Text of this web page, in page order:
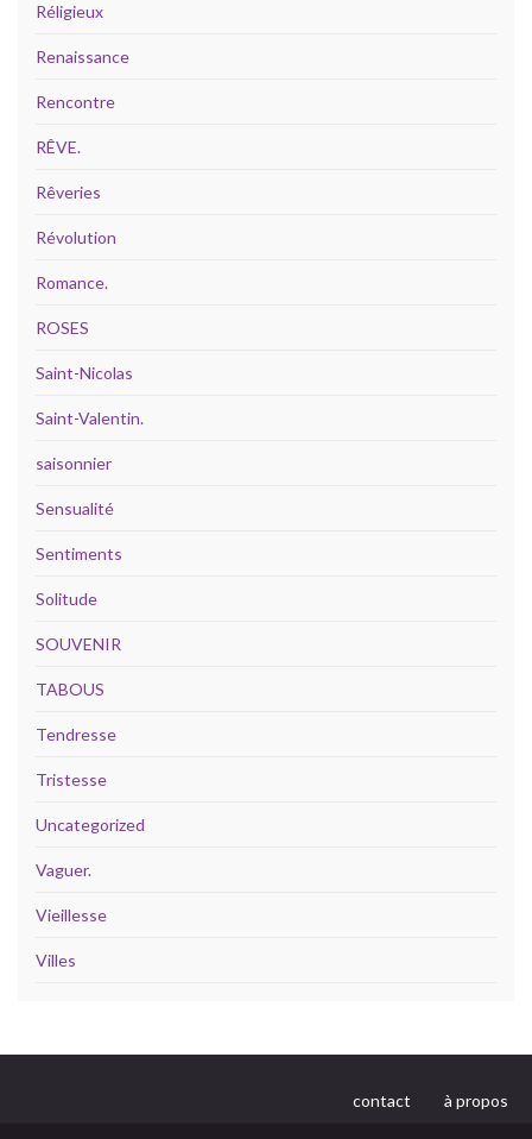
Réligieux
Renaissance
Rencontre
RÊVE.
Rêveries
Révolution
Romance.
ROSES
Saint-Nicolas
Saint-Valentin.
saisonnier
Sensualité
Sentiments
Solitude
SOUVENIR
TABOUS
Tendresse
Tristesse
Uncategorized
Vaguer.
Vieillesse
Villes
contact à propos